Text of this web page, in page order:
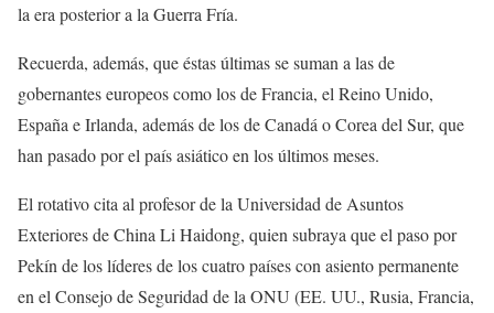
la era posterior a la Guerra Fría.
Recuerda, además, que éstas últimas se suman a las de
gobernantes europeos como los de Francia, el Reino Unido,
España e Irlanda, además de los de Canadá o Corea del Sur, que
han pasado por el país asiático en los últimos meses.
El rotativo cita al profesor de la Universidad de Asuntos
Exteriores de China Li Haidong, quien subraya que el paso por
Pekín de los líderes de los cuatro países con asiento permanente
en el Consejo de Seguridad de la ONU (EE. UU., Rusia, Francia,